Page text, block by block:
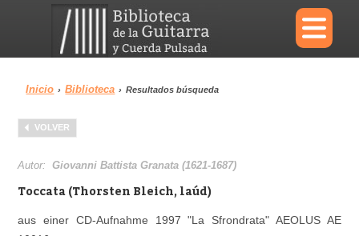
×
Menu
Biblioteca Diccionario
Inicio › Biblioteca › Resultados búsqueda
VOLVER
Autor:Giovanni Battista Granata (1621-1687)
Toccata (Thorsten Bleich, laúd)
aus einer CD-Aufnahme 1997 "La Sfrondrata" AEOLUS AE